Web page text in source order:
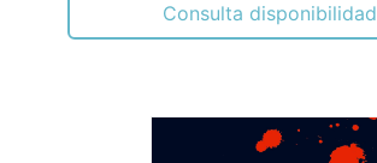
Consulta disponibilidad